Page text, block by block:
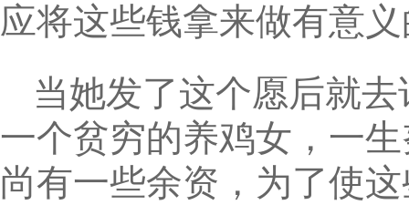
应将这些钱拿来做有意
当她发了这个愿后就
一个贫穷的养鸡女，一
尚有一些余资，为了使